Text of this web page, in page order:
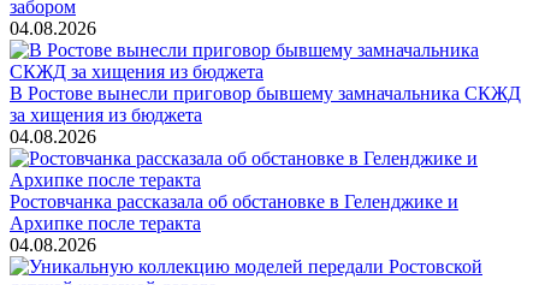
забором
04.08.2026
В Ростове вынесли приговор бывшему замначальника СКЖД
за хищения из бюджета
04.08.2026
Ростовчанка рассказала об обстановке в Геленджике и
Архипке после теракта
04.08.2026